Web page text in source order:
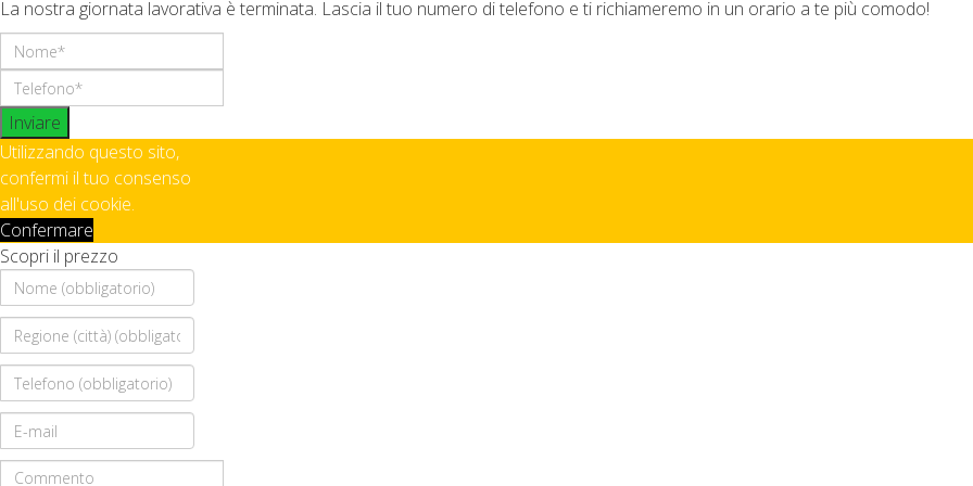
La nostra giornata lavorativa è terminata. Lascia il tuo numero di telefono e ti richiameremo in un orario a te più comodo!
Inviare
Utilizzando questo sito,
confermi il tuo consenso
all'uso dei cookie.
Confermare
Scopri il prezzo